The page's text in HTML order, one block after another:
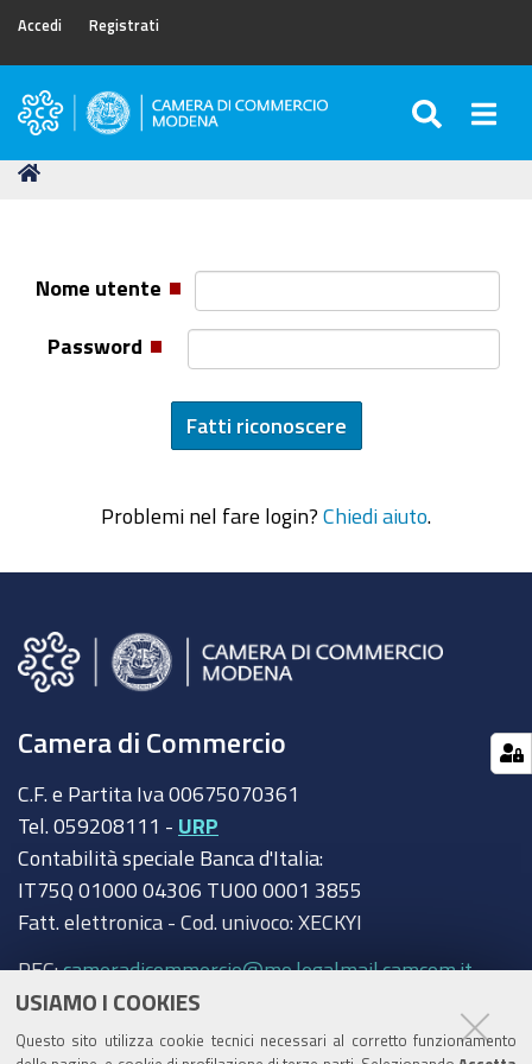
USIAMO I COOKIES
Questo sito utilizza cookie tecnici necessari al corretto funzionamento
Accedi Registrati
Camera
Commercio
Tu
Nome utente
Password
Problemi nel fare login? Chiedi aiuto
Camera di Commercio
C.F. e Partita Iva 00675070361
Tel. 059208111 - URP
Contabilità speciale Banca d'Italia:
IT75Q 01000 04306 TU00 0001 3855
Fatt. elettronica - Cod. univoco: XECKYI
PEC:cameradicommercio@mo.legalmail.camcom.it
Trasparenza